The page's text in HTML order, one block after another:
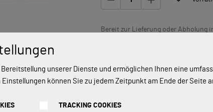
unserer Dienste und ermöglichen Ihnen eine
können Sie zu jedem Zeitpunkt am Ende der Seite
TRACKING COOKIES
Bereit zur Lieferung oder Abholung
oder an den im Schritt „Einkauf
In den Warenkorb legen